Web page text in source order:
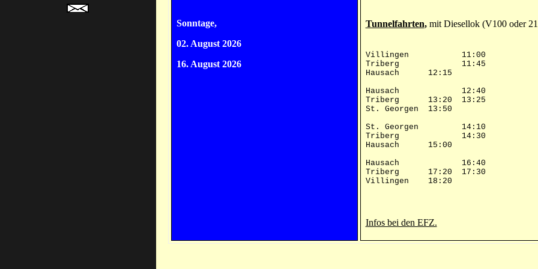
Sonntage,
02. August 2026
16. August 2026
Tunnelfahrten,mit Diesellok (V100 oder
Villingen 11:00
Triberg 11:45
Hausach 12:15
Hausach 12:40
Triberg 13:20 13:25
St. Georgen 13:50
St. Georgen 14:10
Triberg 14:30
Hausach 15:00
Hausach 16:40
Triberg 17:20 17:30
Villingen 18:20
Infos bei den EFZ.